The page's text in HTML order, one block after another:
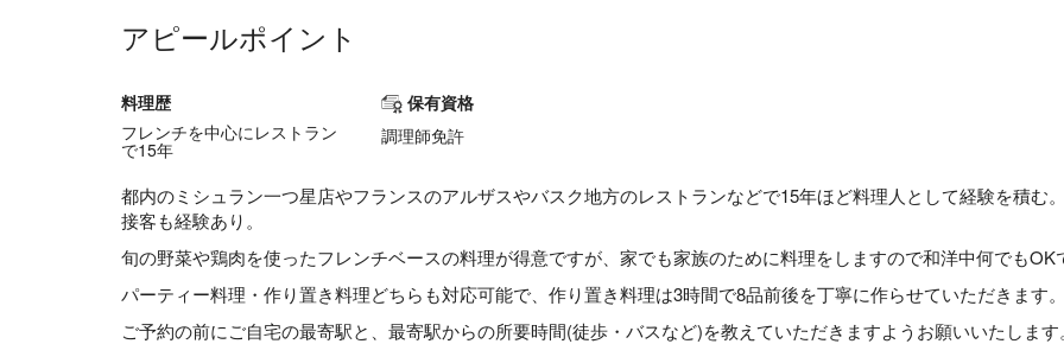
アピールポイント
料理歴
フレンチを中心にレストラン
で15年
保有資格
調理師免許
都内のミシュラン一つ星店やフランスのアルザスやバスク地方のレストランなどで15年ほど料理人として経験を積む
接客も経験あり。
旬の野菜や鶏肉を使ったフレンチベースの料理が得意ですが、家でも家族のために料理をしますので和洋中何でもOK
パーティー料理・作り置き料理どちらも対応可能で、作り置き料理は3時間で8品前後を丁寧に作らせていただきます
ご予約の前にご自宅の最寄駅と、最寄駅からの所要時間(徒歩・バスなど)を教えていただきますようお願いいたします